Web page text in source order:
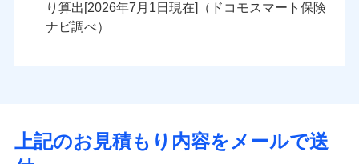
り算出[
年 月
日現在]（ドコモスマート保険
ナビ調べ）
上記のお見積もり内容をメールで送